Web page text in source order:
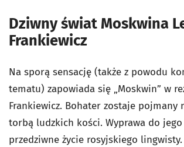
Dziwny świat Moskwina
Frankiewicz
Na sporą sensację (także z powodu
tematu) zapowiada się „Moskwin” w
Frankiewicz. Bohater zostaje pojmany
torbą ludzkich kości. Wyprawa do
przedziwne życie rosyjskiego